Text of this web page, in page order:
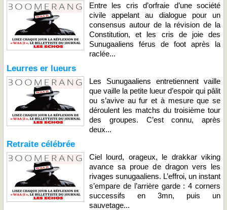
Entre les cris d’orfraie d’une société
civile appelant au dialogue pour un
consensus autour de la révision de la
Constitution, et les cris de joie des
Sunugaaliens férus de foot après la
raclée...
Leurres er lueurs
Les Sunugaaliens entretiennent vaille
que vaille la petite lueur d’espoir qui pâlit
ou s’avive au fur et à mesure que se
déroulent les matchs du troisième tour
des groupes. C’est connu, après
deux...
Retraite célébrée
Ciel lourd, orageux, le drakkar viking
avance sa proue de dragon vers les
rivages sunugaaliens. L’effroi, un instant
s’empare de l’arrière garde : 4 corners
successifs en 3mn, puis un
sauvetage...